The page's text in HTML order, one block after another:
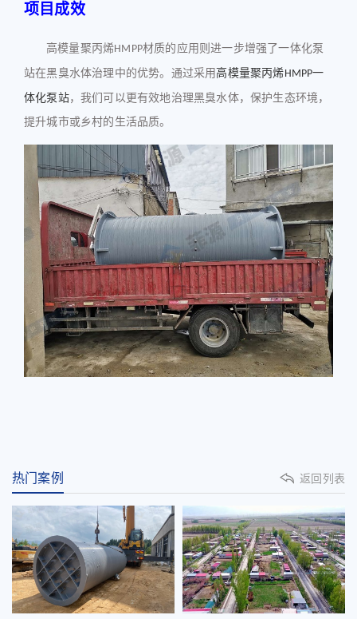
项目成效
高模量聚丙烯HMPP材质的应用则进一步增强了一体化泵
站在黑臭水体治理中的优势。通过采用 高模量聚丙烯HMPP一
体化泵站，我们可以更有效地治理黑臭水体，保护生态环境，
提升城市或乡村的生活品质。
返回列表
热门案例